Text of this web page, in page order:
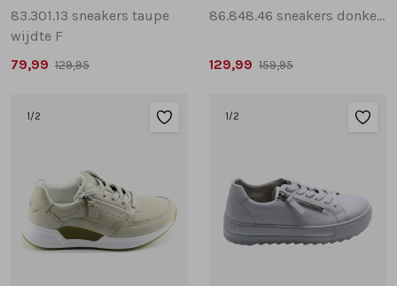
83.301.13 sneakers taupe
wijdte F
79,99 129,95
86.848.46 sneakers donkerblauw
129,99 159,95
1 /2 1 /2